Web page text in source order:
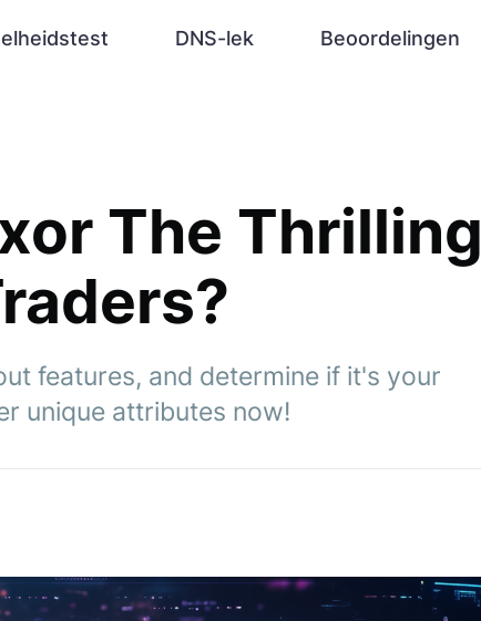
DNS-lek Beoordelingen
The Thrilling
features, and determine if it's your
unique attributes now!